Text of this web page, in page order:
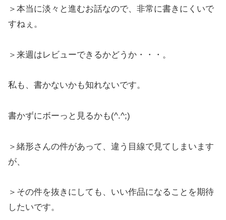
＞本当に淡々と進むお話なので、非常に書きにくいで
すねぇ。
＞来週はレビューできるかどうか・・・。
私も、書かないかも知れないです。
書かずにボーっと見るかも(^.^;)
＞緒形さんの件があって、違う目線で見てしまいます
が、
＞その件を抜きにしても、いい作品になることを期待
したいです。